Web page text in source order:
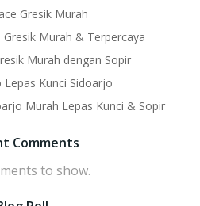
Gresik Murah
Murah & Terpercaya
Murah dengan Sopir
Lepas Kunci Sidoarjo
Murah Lepas Kunci & Sopir
Comments
to show.